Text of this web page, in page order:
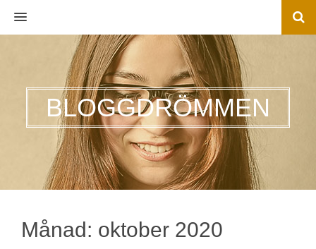
MENU
BLOGGDRÖMMEN
Månad: oktober 2020